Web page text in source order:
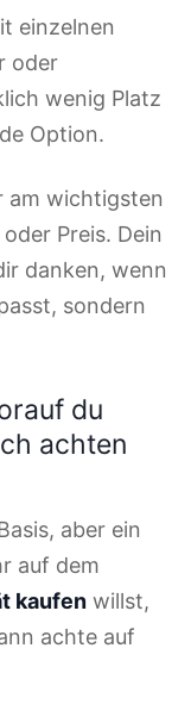
einzelnen
oder
wenig Platz
Option.
am wichtigsten
Preis. Dein
danken, wenn
sondern
du
achten
aber ein
auf dem
kaufen willst,
achte auf